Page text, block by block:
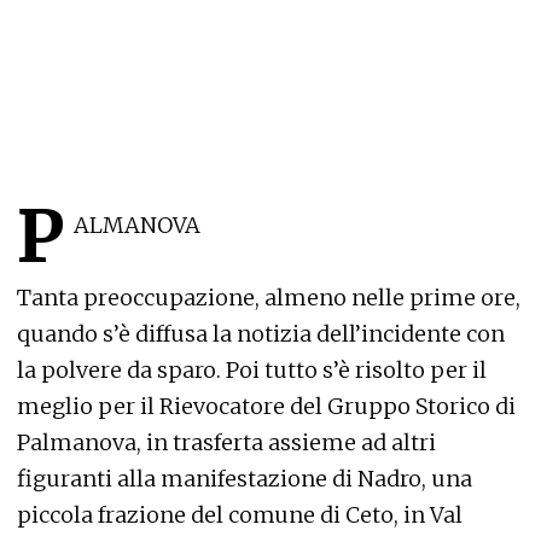
P ALMANOVA
Tanta preoccupazione, almeno nelle prime ore,
quando s’è diffusa la notizia dell’incidente con
la polvere da sparo. Poi tutto s’è risolto per il
meglio per il Rievocatore del Gruppo Storico di
Palmanova, in trasferta assieme ad altri
figuranti alla manifestazione di Nadro, una
piccola frazione del comune di Ceto, in Val